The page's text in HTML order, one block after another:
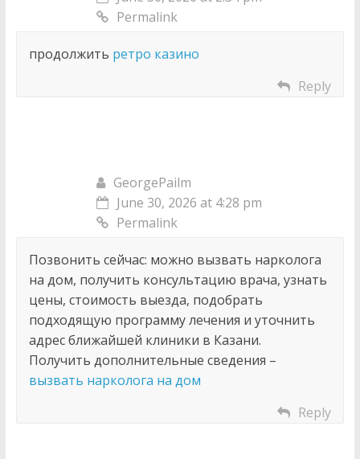
Permalink
продолжить ретро казино
Reply
GeorgePailm
June 30, 2026 at 4:28 pm
Permalink
Позвонить сейчас: можно вызвать нарколога
на дом, получить консультацию врача, узнать
цены, стоимость выезда, подобрать
подходящую программу лечения и уточнить
адрес ближайшей клиники в Казани.
Получить дополнительные сведения –
вызвать нарколога на дом
Reply